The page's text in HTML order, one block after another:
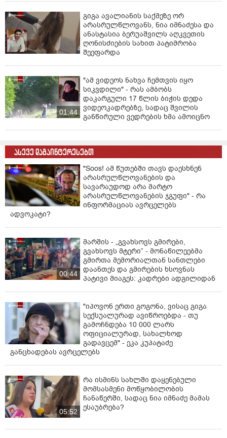
გიგა ავალიანის საქმეზე ორ
არასრულწლოვანს, ნია იმნაძესა და
ანასტასია ბერუაშვილს აღკვეთის
ღონისძიების სახით პატიმრობა
შეეფარდა
01:44
"ამ ვიდეოს ნახვა ჩემთვის იყო
სიკვდილი" - რას ამბობს
დაკარგული 17 წლის ბიჭის დედა
ვიდეოკადრებზე, სადაც შვილის
განწირული ვედრების ხმა ამოიცნო
ასევე დაგაინტერესებთ
"Soos! ამ წუთებში თავს დაესხნენ
არასრულწლოვანების და
სავარაუდოდ არა მარტო
არასრულწლოვანების ჯგუფი" - რა
ინფორმაციას ავრცელებს
ადვოკატი?
00:44
მარშის - „გვახსოვს გმირები,
გვახსოვს მტერი” - მონაწილეებმა
გმირთა მემორიალთან სანთლები
დაანთეს და გმირების ხსოვნას
პატივი მიაგეს: კადრები ადგილიდან
"იპოვონ ერთი გოგონა, ვისაც გიგა
სექსუალურად ავიწროებდა - თუ
გამოჩნდება 10 000 ლარს
ოფიციალურად, სახალხოდ
გადავცემ" - ეკა კუპატაძე
განცხადებას ავრცელებს
05:52
რა ისმინს სახლში დაყენებული
მომსასმენი მოწყობილობის
ჩანაწერში, სადაც ნია იმნაძე მამას
ესაუბრება?